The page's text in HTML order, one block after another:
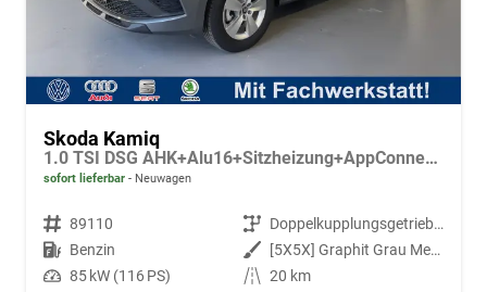
Skoda Kamiq
1.0 TSI DSG AHK+Alu16+Sitzheizung+AppConnect+GV5+LED+Nebel+Klima
sofort lieferbar Neuwagen
Fahrzeugnr. 89110 Getriebe
Doppelkupplungsgetriebe (DSG)
Kraftstoff Benzin Außenfarbe
[5X5X] Graphit Grau Metallic
Leistung 85 kW (116 PS) Kilometerstand 20 km